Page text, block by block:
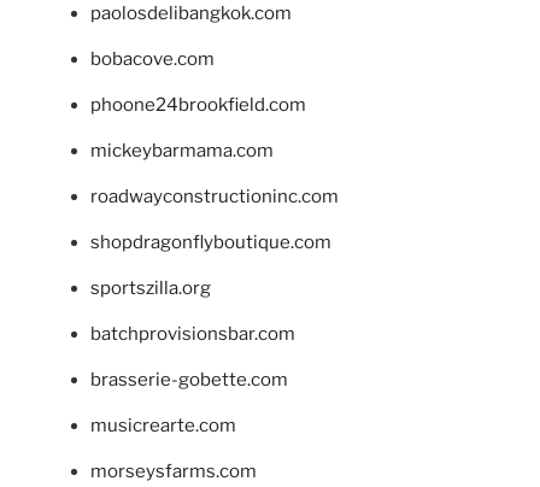
paolosdelibangkok.com
bobacove.com
phoone24brookfield.com
mickeybarmama.com
roadwayconstructioninc.com
shopdragonflyboutique.com
sportszilla.org
batchprovisionsbar.com
brasserie-gobette.com
musicrearte.com
morseysfarms.com